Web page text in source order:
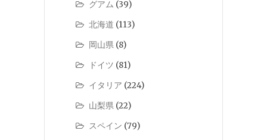
グアム (39)
北海道 (113)
岡山県 (8)
ドイツ (81)
イタリア (224)
山梨県 (22)
スペイン (79)